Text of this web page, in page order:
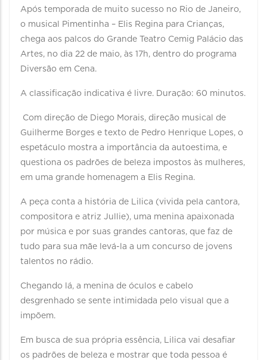
Após temporada de muito sucesso no Rio de Janeiro,
o musical Pimentinha – Elis Regina para Crianças,
chega aos palcos do Grande Teatro Cemig Palácio das
Artes, no dia 22 de maio, às 17h, dentro do programa
Diversão em Cena.
A classificação indicativa é livre. Duração: 60 minutos.
Com direção de Diego Morais, direção musical de
Guilherme Borges e texto de Pedro Henrique Lopes, o
espetáculo mostra a importância da autoestima, e
questiona os padrões de beleza impostos às mulheres,
em uma grande homenagem a Elis Regina.
A peça conta a história de Lilica (vivida pela cantora,
compositora e atriz Jullie), uma menina apaixonada
por música e por suas grandes cantoras, que faz de
tudo para sua mãe levá-la a um concurso de jovens
talentos no rádio.
Chegando lá, a menina de óculos e cabelo
desgrenhado se sente intimidada pelo visual que a
impõem.
Em busca de sua própria essência, Lilica vai desafiar
os padrões de beleza e mostrar que toda pessoa é